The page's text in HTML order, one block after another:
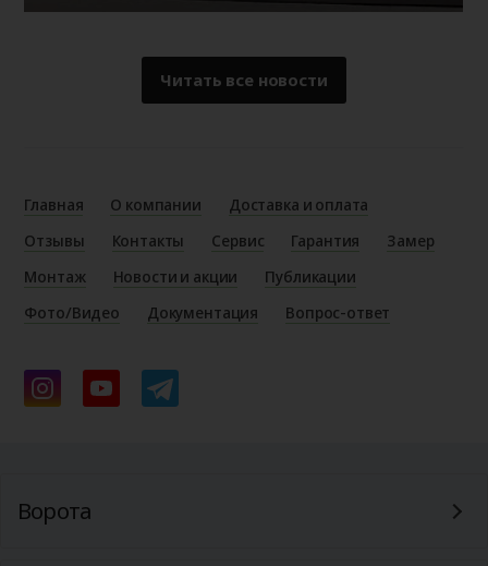
Читать все новости
Главная О компании
Доставка и оплата
Отзывы
Контакты Сервис Гарантия
Замер
Монтаж
Новости и акции
Публикации
Фото/Видео
Документация Вопрос-ответ
Ворота